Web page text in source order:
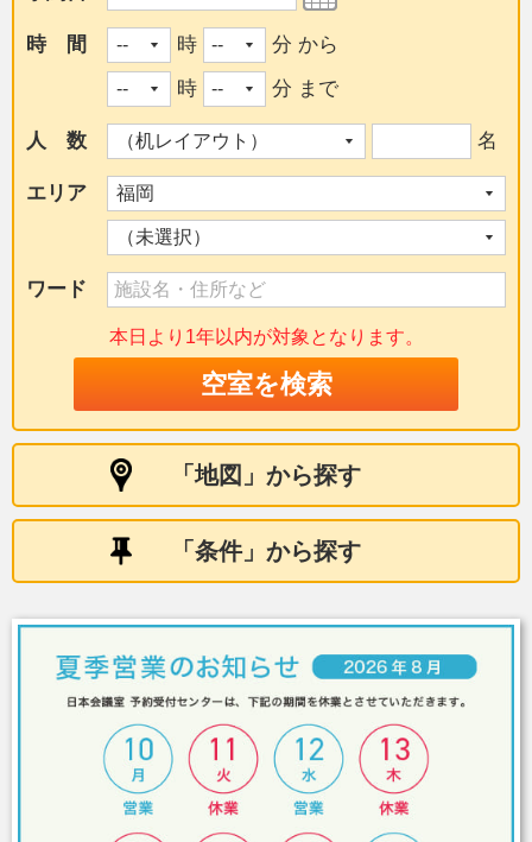
時 間 時
分 から
時
分 まで
人 数 名
エリア
ワード
本日より1年以内が対象となります。